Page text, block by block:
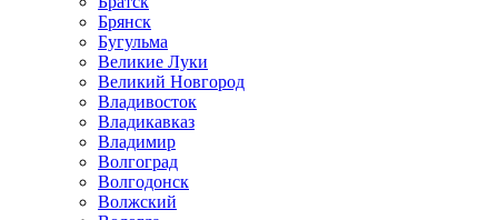
Брянск
Бугульма
Великие Луки
Великий Новгород
Владивосток
Владикавказ
Владимир
Волгоград
Волгодонск
Волжский